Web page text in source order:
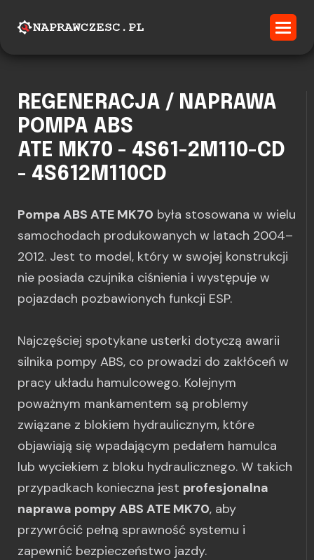
REGENERACJA / NAPRAWA
POMPA ABS
ATE MK70 - 4S61-2M110-CD
- 4S612M110CD
Pompa ABS ATE MK70 była stosowana w wielu
samochodach produkowanych w latach 2004–
2012. Jest to model, który w swojej konstrukcji
nie posiada czujnika ciśnienia i występuje w
pojazdach pozbawionych funkcji ESP.
Najczęściej spotykane usterki dotyczą awarii
silnika pompy ABS, co prowadzi do zakłóceń w
pracy układu hamulcowego. Kolejnym
poważnym mankamentem są problemy
związane z blokiem hydraulicznym, które
objawiają się wpadającym pedałem hamulca
lub wyciekiem z bloku hydraulicznego. W takich
przypadkach konieczna jest profesjonalna
naprawa pompy ABS ATE MK70, aby
przywrócić pełną sprawność systemu i
zapewnić bezpieczeństwo jazdy.